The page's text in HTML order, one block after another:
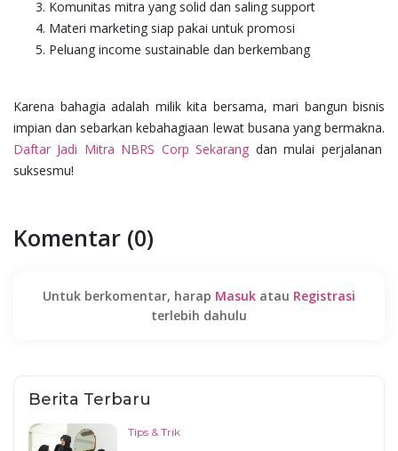
Komunitas mitra yang solid dan saling support
Materi marketing siap pakai untuk promosi
Peluang income sustainable dan berkembang
Karena bahagia adalah milik kita bersama, mari bangun bisnis
impian dan sebarkan kebahagiaan lewat busana yang bermakna.
Daftar Jadi Mitra NBRS Corp Sekarang dan mulai perjalanan
suksesmu!
Komentar (0)
Untuk berkomentar, harap Masuk atau Registrasi
terlebih dahulu
Berita Terbaru
Tips & Trik